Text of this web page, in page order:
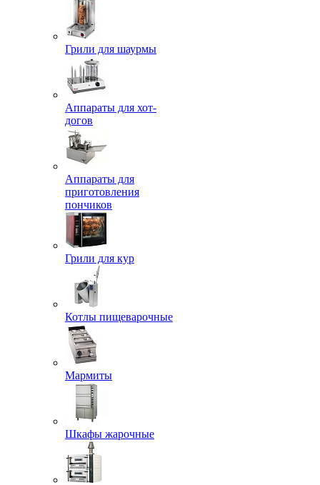
Грили для шаурмы
Аппараты для хот-
догов
Аппараты для
приготовления
пончиков
Грили для кур
Котлы пищеварочные
Мармиты
Шкафы жарочные